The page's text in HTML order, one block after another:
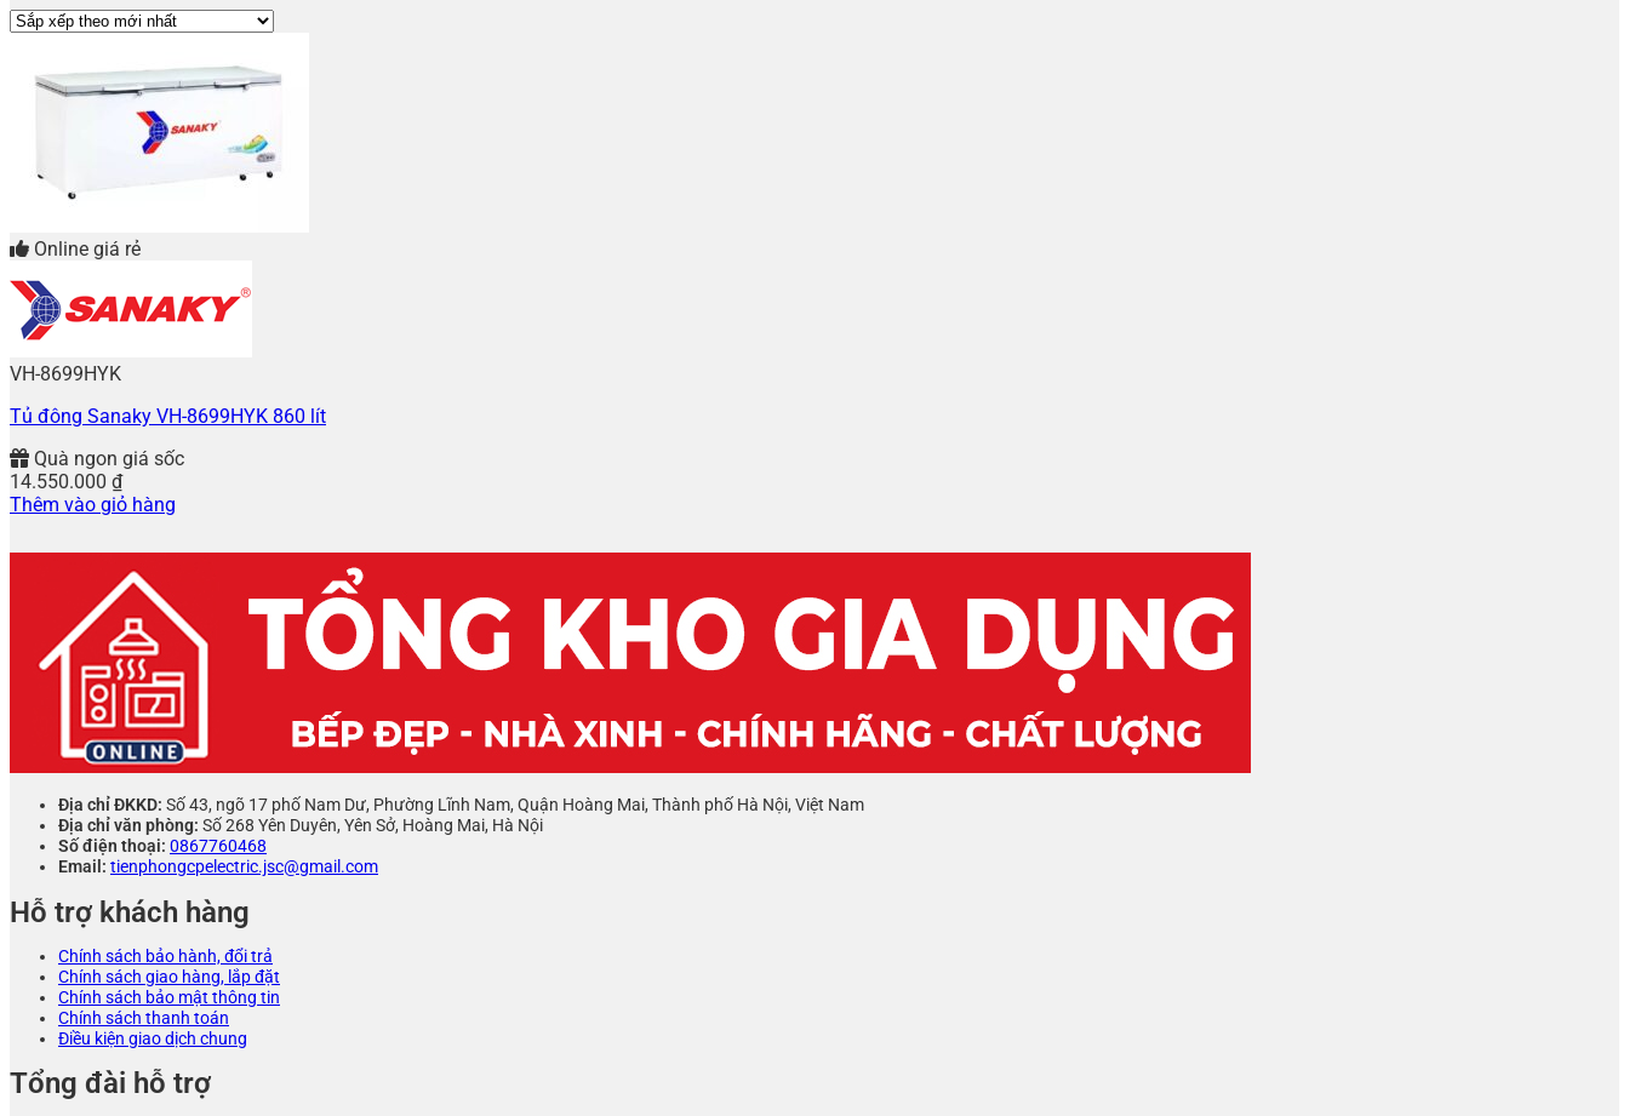
Online giá rẻ
VH-8699HYK
Tủ đông Sanaky VH-8699HYK 860 lít
Quà ngon giá sốc
14.550.000 ₫
Thêm vào giỏ hàng
Địa chỉ ĐKKD: Số 43, ngõ 17 phố Nam Dư, Phường Lĩnh Nam, Quận Hoàng Mai, Thành phố Hà Nội, Việt Nam
Địa chỉ văn phòng: Số 268 Yên Duyên, Yên Sở, Hoàng Mai, Hà Nội
Số điện thoại: 0867760468
Email: tienphongcpelectric.jsc@gmail.com
Hỗ trợ khách hàng
Chính sách bảo hành, đổi trả
Chính sách giao hàng, lắp đặt
Chính sách bảo mật thông tin
Chính sách thanh toán
Điều kiện giao dịch chung
Tổng đài hỗ trợ